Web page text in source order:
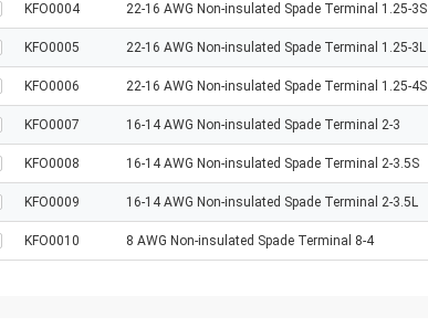
KFO0004 22-16 AWG Non-insulated Spade Terminal 1.25-3S
KFO0005 22-16 AWG Non-insulated Spade Terminal 1.25-3L
KFO0006 22-16 AWG Non-insulated Spade Terminal 1.25-4S
KFO0007 16-14 AWG Non-insulated Spade Terminal 2-3
KFO0008 16-14 AWG Non-insulated Spade Terminal 2-3.5S
KFO0009 16-14 AWG Non-insulated Spade Terminal 2-3.5L
KFO0010 8 AWG Non-insulated Spade Terminal 8-4